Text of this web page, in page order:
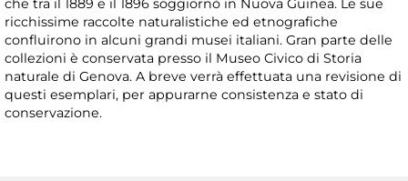
che tra il 1889 e il 1896 soggiornò in Nuova Guinea. Le sue
ricchissime raccolte naturalistiche ed etnografiche
confluirono in alcuni grandi musei italiani. Gran parte delle
collezioni è conservata presso il Museo Civico di Storia
naturale di Genova. A breve verrà effettuata una revisione di
questi esemplari, per appurarne consistenza e stato di
conservazione.